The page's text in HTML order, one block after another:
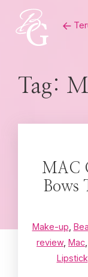
content
Tag:
MAC
Bows
Make-up
review, Mac
Lipstick